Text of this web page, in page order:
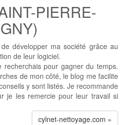
PIERRE-
développer ma société grâce au
de leur logiciel.
recherchais pour gagner du temps.
de mon côté, le blog me facilite
y sont listés. Je recommande
je les remercie pour leur travail si
cylnet-nettoyage.com »